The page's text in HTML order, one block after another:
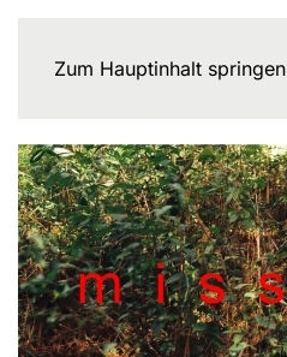
Zum Hauptinhalt springen